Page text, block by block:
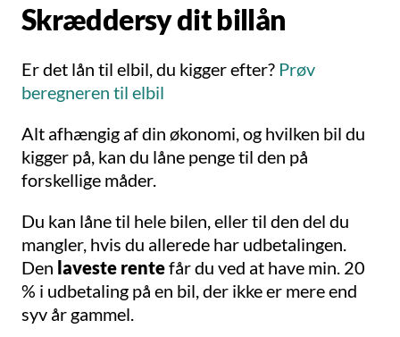
Skræddersy dit billån
Er det lån til elbil, du kigger efter? Prøv
beregneren til elbil
Alt afhængig af din økonomi, og hvilken bil du
kigger på, kan du låne penge til den på
forskellige måder.
Du kan låne til hele bilen, eller til den del du
mangler, hvis du allerede har udbetalingen.
Den laveste rentefår du ved at have min. 20
% i udbetaling på en bil, der ikke er mere end
syv år gammel.